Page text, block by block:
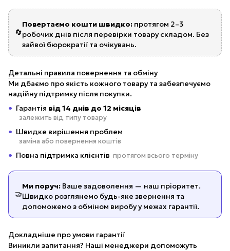
🔄
Повертаємо кошти швидко: протягом 2–3
робочих днів після перевірки товару складом. Без
зайвої бюрократії та очікувань.
Детальні правила повернення та обміну
Ми дбаємо про якість кожного товару та забезпечуємо
надійну підтримку після покупки.
Гарантія від 14 днів до 12 місяців
залежить від типу товару
Швидке вирішення проблем
заміна або повернення коштів
Повна підтримка клієнтів протягом всього терміну
🤝
Ми поруч: Ваше задоволення — наш пріоритет.
Швидко розглянемо будь-яке звернення та
допоможемо з обміном виробу у межах гарантії.
Докладніше про умови гарантії
Виникли запитання? Наші менеджери допоможуть